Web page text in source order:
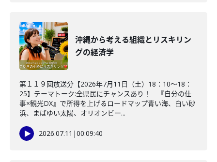
沖縄から考える組織とリスキリン
グの経済学
第１１９回放送分【2026年7月11日（土）18：10～18：
25】テーマトーク:全県民にチャンスあり！ 『自分の仕
事×観光DX』で所得を上げるロードマップ青い海、白い砂
浜、まばゆい太陽、オリオンビー...
2026.07.11 |00:09:40